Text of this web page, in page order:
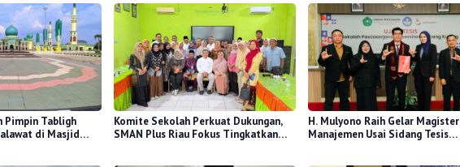
Pimpin Tabligh
di Masjid
Komite Sekolah Perkuat Dukungan,
SMAN Plus Riau Fokus Tingkatkan
H. Mulyono Raih Gelar Magister
Manajemen Usai Sidang Tesis